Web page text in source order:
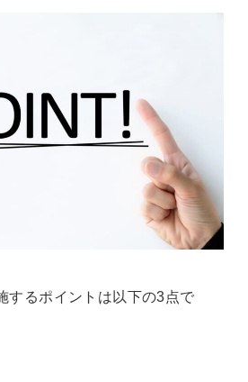
するポイントは以下の3点で